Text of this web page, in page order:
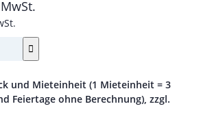
und Mieteinheit (1 Mieteinheit = 3
Feiertage ohne Berechnung), zzgl.